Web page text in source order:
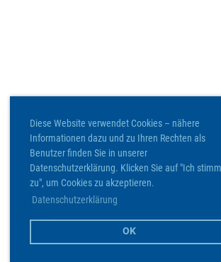
Diese Website verwendet Cookies – nähere
Informationen dazu und zu Ihren Rechten als
Benutzer finden Sie in unserer
Datenschutzerklärung. Klicken Sie auf "Ich
zu", um Cookies zu akzeptieren.
Datenschutzerklärung
OK